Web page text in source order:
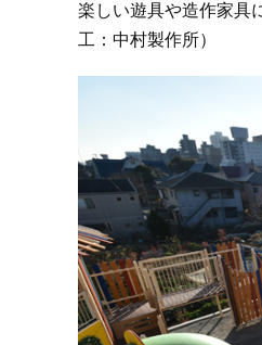
楽しい遊具や造作家具
工：中村製作所）